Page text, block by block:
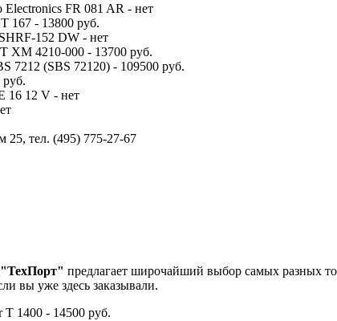
FR 081 AR - нет
167 - 13800 руб.
152 DW - нет
ХМ 4210-000 - 13700 руб.
7212 (SBS 72120) - 109500 руб.
16 12 V - нет
25, тел. (495) 775-27-67
"ТехПорт" предлагает широчайший выбор самых разных
вы уже здесь заказывали.
1400 - 14500 руб.